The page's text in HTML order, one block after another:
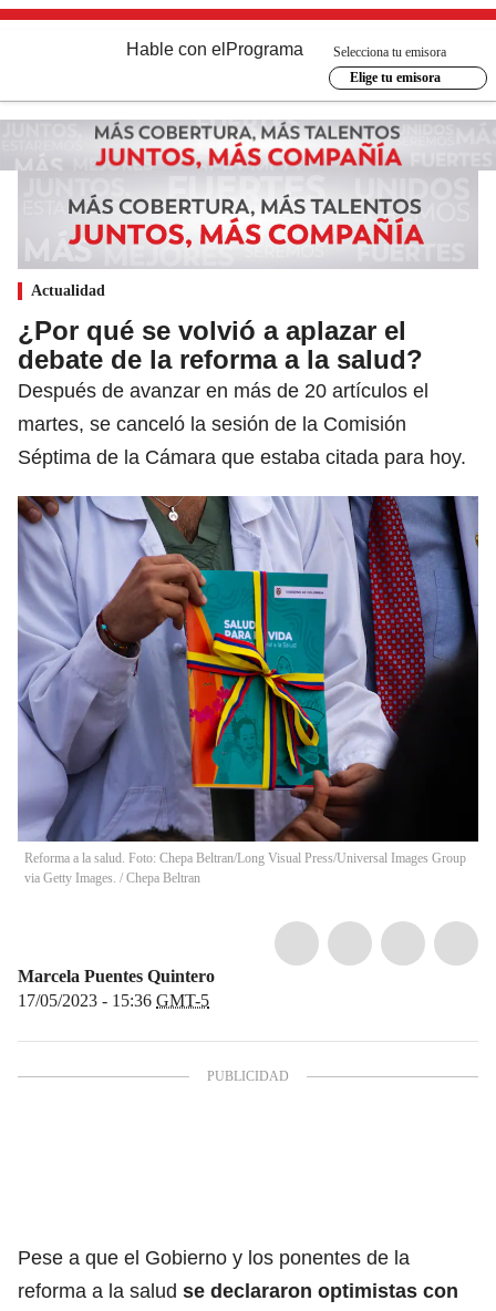
Hable con el Programa
Selecciona tu emisora
Elige tu emisora
Actualidad
¿Por qué se volvió a aplazar el
debate de la reforma a la salud?
Después de avanzar en más de 20 artículos el
martes, se canceló la sesión de la Comisión
Séptima de la Cámara que estaba citada para hoy.
Reforma a la salud. Foto: Chepa Beltran/Long Visual Press/Universal Images Group
via Getty Images. / Chepa Beltran
Marcela Puentes Quintero
17/05/2023 - 15:36 GMT-5
Pese a que el Gobierno y los ponentes de la
reforma a la salud se declararon optimistas con